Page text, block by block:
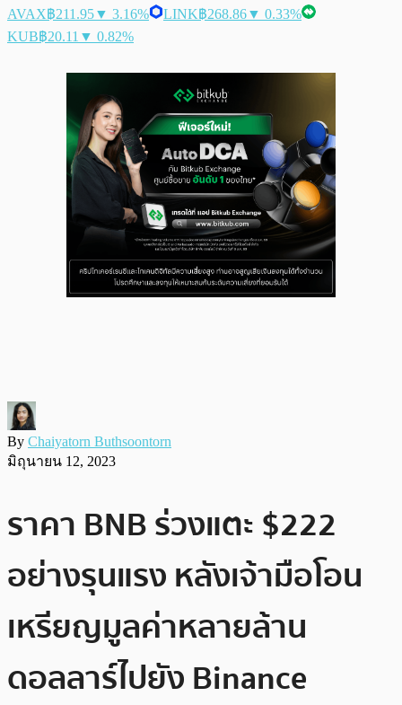
AVAX฿211.95▼ 3.16% LINK฿268.86▼ 0.33%
KUB฿20.11 ▼ 0.82%
By Chaiyatorn Buthsoontorn
มิถุนายน 12, 2023
ราคา BNB ร่วงแตะ $222
อย่างรุนแรง หลังเจ้ามือโอน
เหรียญมูลค่าหลายล้าน
ดอลลาร์ไปยัง Binance